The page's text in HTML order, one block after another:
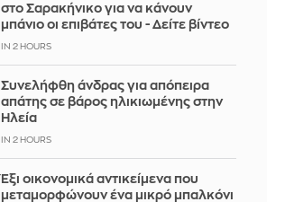
στο Σαρακήνικο για να κάνουν
μπάνιο οι επιβάτες του - Δείτε βίντεο
IN 2 HOURS
Συνελήφθη άνδρας για απόπειρα
απάτης σε βάρος ηλικιωμένης στην
Ηλεία
IN 2 HOURS
Έξι οικονομικά αντικείμενα που
μεταμορφώνουν ένα μικρό μπαλκόνι